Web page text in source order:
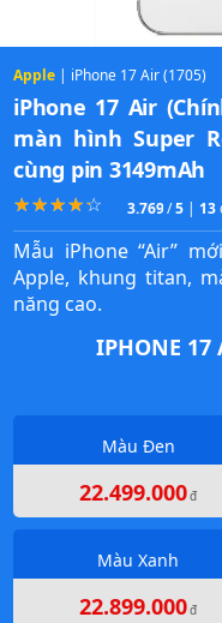
Apple | iPhone 17 Air (1705)
iPhone 17 Air
màn hình Super
cùng pin 3149mAh
☆☆☆☆☆
★★★★★ /5 | 13
Mẫu iPhone “Air”
Apple, khung titan,
năng cao.
IPHONE 17
Màu Đen
22.499.000đ
Màu Xanh
22.899.000đ